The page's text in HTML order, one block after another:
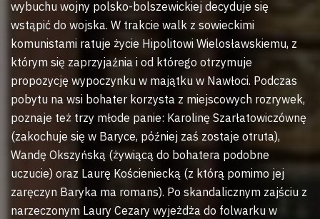
wybuchu wojny polsko-bolszewickiej decyduje się
wstąpić do wojska. W trakcie walk z sowieckimi
komunistami ratuje życie Hipolitowi Wielosławskiemu, z
którym się zaprzyjaźnia i od którego otrzymuje
propozycję wypoczynku w majątku w Nawłoci. Podczas
pobytu na wsi bohater korzysta z miejscowych rozrywek,
poznaje też trzy młode panie: Karolinę Szarłatowiczównę
(zakochuje się w Baryce, później zaś zostaje otruta),
Wandę Okszyńską (żywiącą do bohatera podobne
uczucie) oraz Laurę Kościeniecką (z którą pomimo jej
zaręczyn Baryka ma romans). Po skandalicznym zajściu z
narzeczonym Laury Cezary wyjeżdża do folwarku w